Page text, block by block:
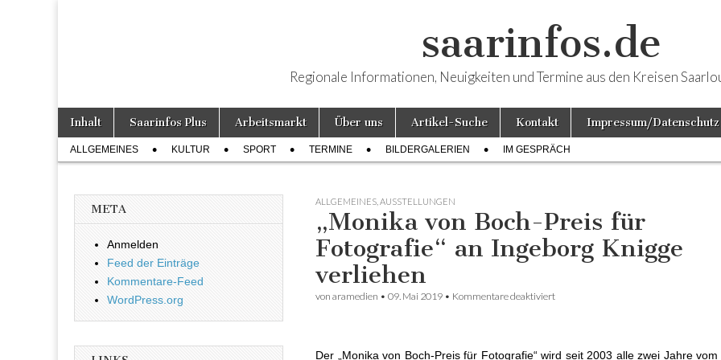
saarinfos.de
Regionale Informationen, Neuigkeiten und Termine aus den Kreisen
Hauptmenü
Weiter zum Inhalt
Inhalt Saarinfos Plus Arbeitsmarkt Über uns Artikel-Suche Kontakt Impressum/Datenschutz
Untermenü
ALLGEMEINES KULTUR SPORT TERMINE BILDERGALERIEN IM GESPRÄCH
ALLGEMEINES AUSSTELLUNGEN
„Monika von Boch-Preis für
Fotografie“ an Ingeborg Knigge
verliehen
von aramedien • 09. Mai 2019 • Kommentare deaktiviert
Der „Monika von Boch-Preis für Fotografie“ wird seit 2003 alle zwei Jahre
META
Anmelden
Feed der Einträge
Kommentare-Feed
WordPress.org